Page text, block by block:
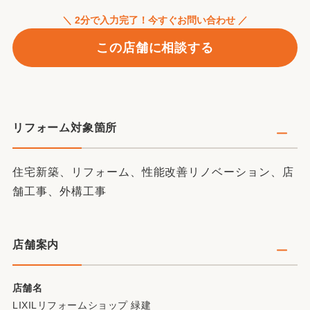
＼ 2分で入力完了！今すぐお問い合わせ ／
この店舗に相談する
リフォーム対象箇所
住宅新築、リフォーム、性能改善リノベーション、店
舗工事、外構工事
店舗案内
店舗名
LIXILリフォームショップ 緑建